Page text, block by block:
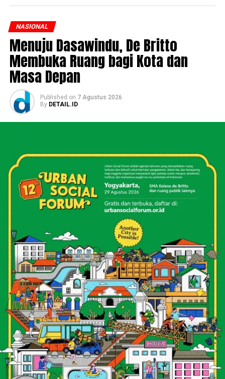
NASIONAL
Menuju Dasawindu, De Britto
Membuka Ruang bagi Kota dan
Masa Depan
Published on 7 Agustus 2026
By DETAIL.ID